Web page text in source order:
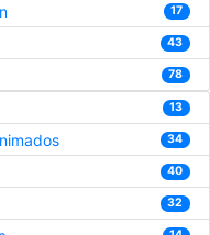
17
43
78
13
34
40
32